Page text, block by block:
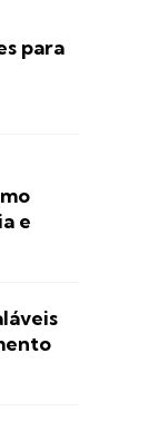
para
e